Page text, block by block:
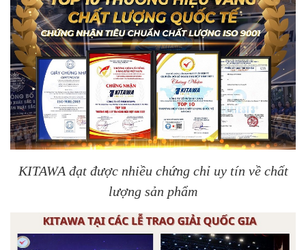
KITAWA đạt được nhiều chứng chỉ uy tín về chất
lượng sản phẩm